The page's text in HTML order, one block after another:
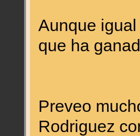
Aunque
que ha
Preveo
Rodriguez